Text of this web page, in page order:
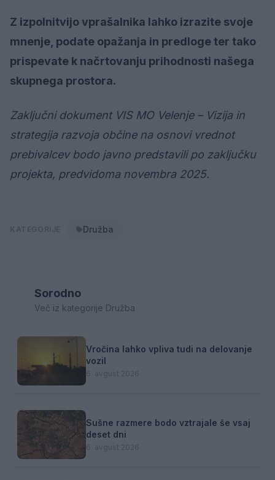
Z izpolnitvijo vprašalnika lahko izrazite svoje
mnenje, podate opažanja in predloge ter tako
prispevate k načrtovanju prihodnosti našega
skupnega prostora.
Zaključni dokument VIS MO Velenje – Vizija in
strategija razvoja občine na osnovi vrednot
prebivalcev bodo javno predstavili po zaključku
projekta, predvidoma novembra 2025.
Družba
Sorodno
Več iz kategorije Družba
Vročina lahko vpliva tudi na delovanje
vozil
6. avgust 2026
Sušne razmere bodo vztrajale še vsaj
deset dni
6. avgust 2026